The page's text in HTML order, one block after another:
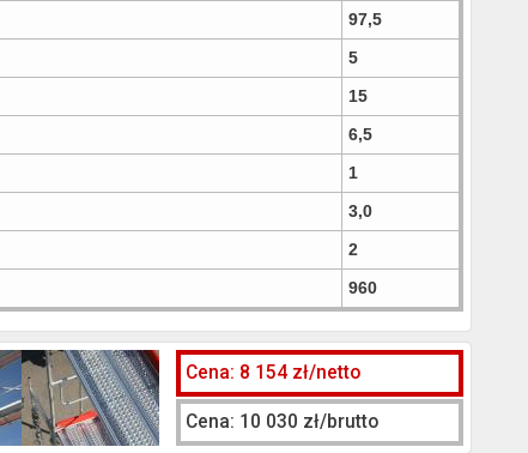
97,5
5
15
6,5
1
3,0
2
960
Cena: 8 154 zł/netto
Cena: 10 030 zł/brutto